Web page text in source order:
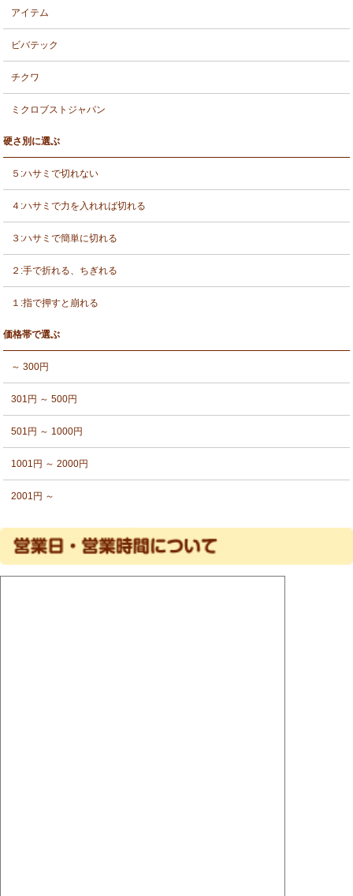
アイテム
ビバテック
チクワ
ミクロブストジャパン
硬さ別に選ぶ
５:ハサミで切れない
４:ハサミで力を入れれば切れる
３:ハサミで簡単に切れる
２:手で折れる、ちぎれる
１:指で押すと崩れる
価格帯で選ぶ
～ 300円
301円 ～ 500円
501円 ～ 1000円
1001円 ～ 2000円
2001円 ～